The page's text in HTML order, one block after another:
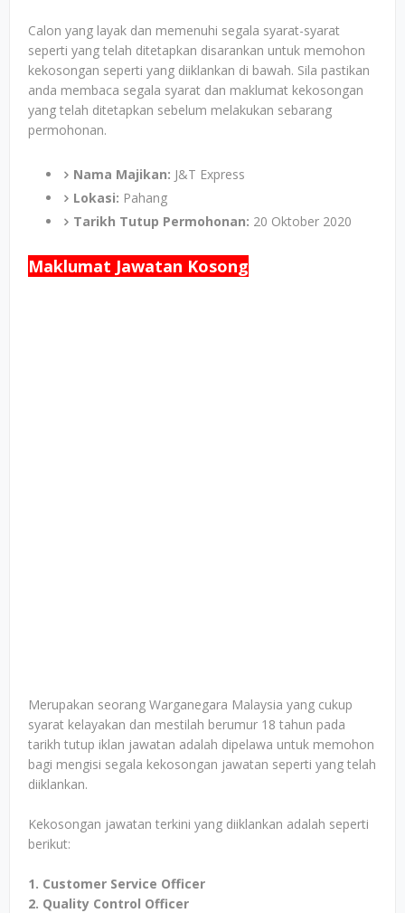
Calon yang layak dan memenuhi segala syarat-syarat
seperti yang telah ditetapkan disarankan untuk memohon
kekosongan seperti yang diiklankan di bawah. Sila pastikan
anda membaca segala syarat dan maklumat kekosongan
yang telah ditetapkan sebelum melakukan sebarang
permohonan.
Nama Majikan: J&T Express
Lokasi: Pahang
Tarikh Tutup Permohonan: 20 Oktober 2020
Maklumat Jawatan Kosong
Merupakan seorang Warganegara Malaysia yang cukup
syarat kelayakan dan mestilah berumur 18 tahun pada
tarikh tutup iklan jawatan adalah dipelawa untuk memohon
bagi mengisi segala kekosongan jawatan seperti yang telah
diiklankan.
Kekosongan jawatan terkini yang diiklankan adalah seperti
berikut:
1. Customer Service Officer
2. Quality Control Officer